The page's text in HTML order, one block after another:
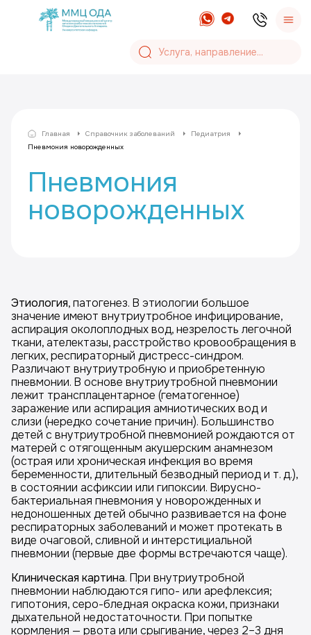
Главная Справочник заболеваний
Педиатрия
Пневмония новорожденных
Пневмония
новорожденных
Этиология, патогенез. В этиологии большое
значение имеют внутриутробное инфицирование,
аспирация околоплодных вод, незрелость легочной
ткани, ателектазы, расстройство кровообращения в
легких, респираторный дистресс-синдром.
Различают внутриутробную и приобретенную
пневмонии. В основе внутриутробной пневмонии
лежит трансплацентарное (гематогенное)
заражение или аспирация амниотических вод и
слизи (нередко сочетание причин). Большинство
детей с внутриутробной пневмонией рождаются от
матерей с отягощенным акушерским анамнезом
(острая или хроническая инфекция во время
беременности, длительный безводный период и т. д.),
в состоянии асфиксии или гипоксии. Вирусно-
бактериальная пневмония у новорожденных и
недоношенных детей обычно развивается на фоне
респираторных заболеваний и может протекать в
виде очаговой, сливной и интерстициальной
пневмонии (первые две формы встречаются чаще).
Клиническая картина. При внутриутробной
пневмонии наблюдаются гипо- или арефлексия;
гипотония, серо-бледная окраска кожи, признаки
дыхательной недостаточности. При попытке
кормления — рвота или срыгивание, через 2–3 дня